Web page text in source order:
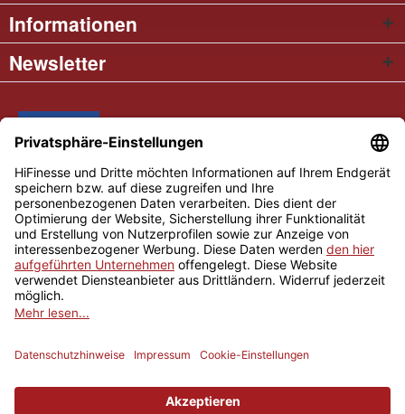
Informationen
Newsletter
* Alle Preise inkl. gesetzl. Mehrwertsteuer
Cookie settings Händler-Login
Über uns
Kontakt und Anfahrt
Versand und Zahlungsbedingungen